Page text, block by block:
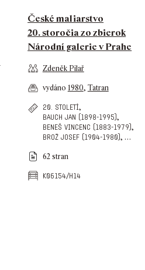
České maliarstvo
20. storočia zo zbierok
Národní galerie v Prahe
Zdeněk Pilař
vydáno 1980, Tatran
20. století,
bauch jan (1898-1995) ,
beneš vincenc (1883-1979) ,
brož josef (1904-1980) , …
62 stran
k06154/h14